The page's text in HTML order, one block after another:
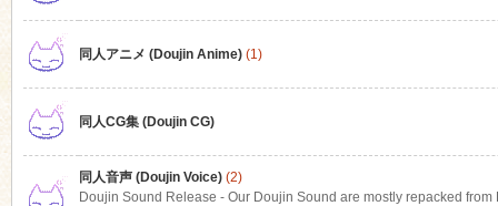
同人アニメ (Doujin Anime)(1)
同人CG集 (Doujin CG)
同人音声 (Doujin Voice)(2)
Doujin Sound Release - Our Doujin Sound are mostly repacked